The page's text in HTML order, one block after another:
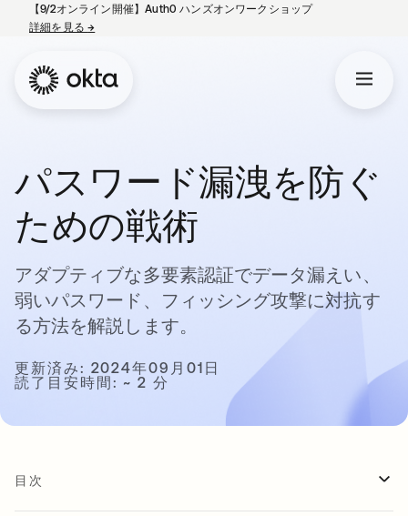
【9/2オンライン開催】Auth0 ハンズオンワークショップ
詳細を見る→
パスワード漏洩を防ぐ
ための戦術
アダプティブな多要素認証でデータ漏えい、
弱いパスワード、フィッシング攻撃に対抗す
る方法を解説します。
更新済み: 2024年09月01日
読了目安時間: ~ 2 分
目次